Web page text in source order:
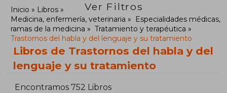
Ver Filtros
Inicio
Libros
Medicina, enfermería, veterinaria
Especialidades médicas,
ramas de la medicina
Tratamiento y terapéutica
Trastornos del habla y del lenguaje y su tratamiento
Libros de Trastornos del habla y del
lenguaje y su tratamiento
Encontramos 752 Libros